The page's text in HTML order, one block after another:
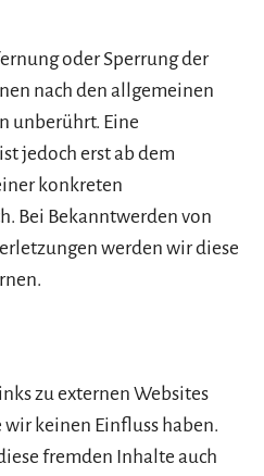
oder Sperrung der
nach den allgemeinen
unberührt. Eine
jedoch erst ab dem
konkreten
Bei Bekanntwerden von
werden wir diese
zu externen Websites
keinen Einfluss haben.
fremden Inhalte auch